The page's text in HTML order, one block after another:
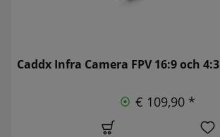
Caddx Infra Camera FPV 16:9 och 4:3
€ 109,90 *